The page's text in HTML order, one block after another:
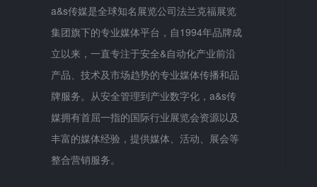
a&s传媒是全球知名展览公司法兰克福展览
集团旗下的专业媒体平台，自1994年品牌成
立以来，一直专注于安全&自动化产业前沿
产品、技术及市场趋势的专业媒体传播和品
牌服务。从安全管理到产业数字化，a&s传
媒拥有首屈一指的国际行业展览会资源以及
丰富的媒体经验，提供媒体、活动、展会等
整合营销服务。